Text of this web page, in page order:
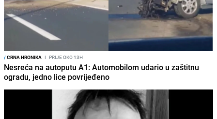
/CRNA HRONIKA I PRIJE OKO 13H
Nesreća na autoputu A1: Automobilom udario u zaštitnu
ogradu, jedno lice povrijeđeno